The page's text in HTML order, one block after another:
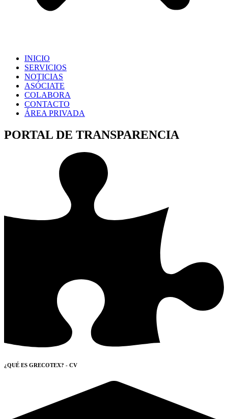
INICIO
SERVICIOS
NOTICIAS
ASÓCIATE
COLABORA
CONTACTO
ÁREA PRIVADA
PORTAL DE TRANSPARENCIA
¿QUÉ ES GRECOTEX? - CV